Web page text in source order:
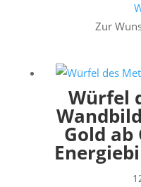
Zur
Würfel
Gold ab